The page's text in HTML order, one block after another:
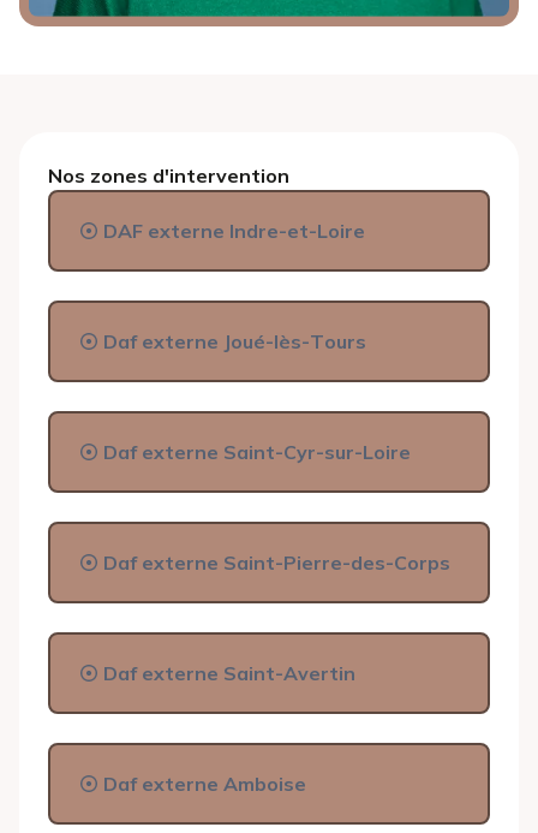
Nos zones d'intervention
DAF externe Indre-et-Loire
Daf externe Joué-lès-Tours
Daf externe Saint-Cyr-sur-Loire
Daf externe Saint-Pierre-des-Corps
Daf externe Saint-Avertin
Daf externe Amboise